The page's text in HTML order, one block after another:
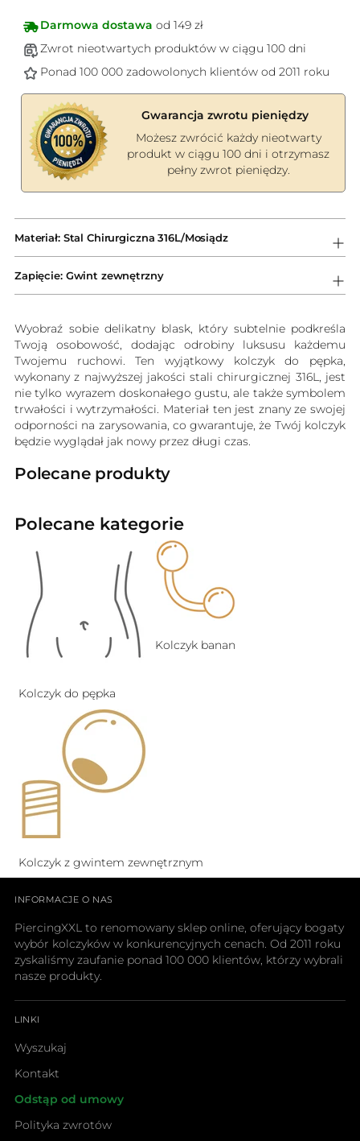
Darmowa dostawa od 149 zł
Zwrot nieotwartych produktów w ciągu 100 dni
Ponad 100 000 zadowolonych klientów od 2011 roku
Gwarancja zwrotu pieniędzy
Możesz zwrócić każdy nieotwarty
produkt w ciągu 100 dni i otrzymasz
pełny zwrot pieniędzy.
do
koszyka
Materiał: Stal Chirurgiczna 316L/Mosiądz
Zapięcie: Gwint zewnętrzny
Wyobraź sobie delikatny blask, który subtelnie podkreśla
Twoją osobowość, dodając odrobiny luksusu każdemu
Twojemu ruchowi. Ten wyjątkowy kolczyk do pępka,
wykonany z najwyższej jakości stali chirurgicznej 316L, jest
nie tylko wyrazem doskonałego gustu, ale także symbolem
trwałości i wytrzymałości. Materiał ten jest znany ze swojej
odporności na zarysowania, co gwarantuje, że Twój kolczyk
będzie wyglądał jak nowy przez długi czas.
Polecane produkty
Polecane kategorie
Kolczyk do pępka
Kolczyk banan
Kolczyk z gwintem zewnętrznym
INFORMACJE O NAS
PiercingXXL to renomowany sklep online, oferujący bogaty
wybór kolczyków w konkurencyjnych cenach. Od 2011 roku
zyskaliśmy zaufanie ponad 100 000 klientów, którzy wybrali
nasze produkty.
LINKI
Wyszukaj
Kontakt
Odstąp od umowy
Polityka zwrotów